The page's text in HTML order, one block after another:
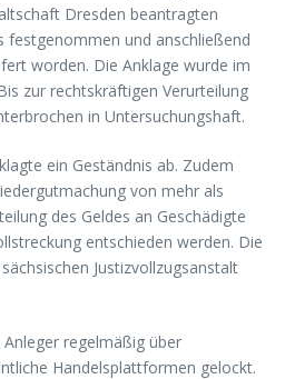
Dresden beantragten
und anschließend
worden. Die Anklage wurde im
zur rechtskräftigen Verurteilung
in Untersuchungshaft.
ein Geständnis ab. Zudem
von mehr als
des Geldes an Geschädigte
entschieden werden. Die
Justizvollzugsanstalt
regelmäßig über
Handelsplattformen gelockt.